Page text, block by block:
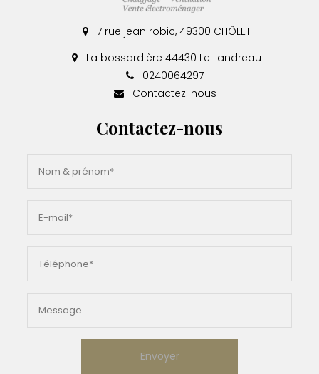
7 rue jean robic, 49300 CHÔLET
La bossardière 44430 Le Landreau
0240064297
Contactez-nous
Contactez-nous
Envoyer